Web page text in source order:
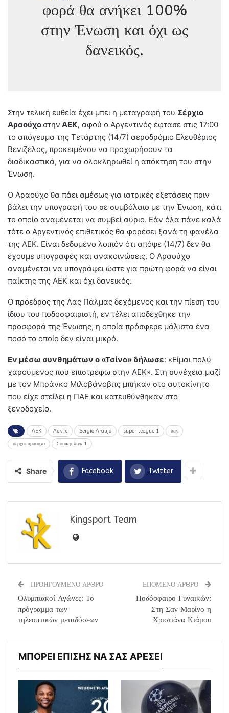
φορά θα ανήκει 100%
στην Ένωση και όχι ως
δανεικός.
Στην τελική ευθεία έχει μπει η μεταγραφή του Σέρχιο
Αραούχο στην ΑΕΚ, αφού ο Αργεντινός έφτασε στις 17:00
το απόγευμα της Τετάρτης (14/7) αεροδρόμιο Ελευθέριος
Βενιζέλος, προκειμένου να προχωρήσουν τα
διαδικαστικά, για να ολοκληρωθεί η απόκτηση του στην
Ένωση.
Ο Αραούχο θα πάει αμέσως για ιατρικές εξετάσεις πριν
βάλει την υπογραφή του σε συμβόλαιο με την Ένωση, κάτι
το οποίο αναμένεται να συμβεί αύριο. Εάν όλα πάνε καλά
τότε ο Αργεντινός επιθετικός θα φορέσει ξανά τη φανέλα
της ΑΕΚ. Είναι δεδομένο λοιπόν ότι απόψε (14/7) δεν θα
έχουμε υπογραφές και ανακοινώσεις. Ο Αραούχο
αναμένεται να υπογράψει ώστε για πρώτη φορά να είναι
παίκτης της ΑΕΚ και όχι δανεικός.
Ο πρόεδρος της Λας Πάλμας δεχόμενος και την πίεση του
ίδιου του ποδοσφαιριστή, εν τέλει αποδέχθηκε την
προσφορά της Ένωσης, η οποία πρόσφερε μάλιστα ένα
ποσό το οποίο δεν είναι μικρό.
Εν μέσω συνθημάτων ο «Τσίνο» δήλωσε: «Είμαι πολύ
χαρούμενος που επιστρέφω στην ΑΕΚ». Στη συνέχεια μαζί
με τον Μπράνκο Μιλοβάνοβιτς μπήκαν στο αυτοκίνητο
που είχε στείλει η ΠΑΕ και κατευθύνθηκαν στο
ξενοδοχείο.
AEK Aek fc Sergio Araujo super league 1 αεκ
σερχιο αραουχο Σουπερ λιγκ 1
Share Facebook Twitter
Kingsport Team
ΠΡΟΗΓΟΥΜΕΝΟ ΑΡΘΡΟ
Ολυμπιακοί Αγώνες: Το
πρόγραμμα των
τηλεοπτικών μεταδόσεων
ΕΠΟΜΕΝΟ ΑΡΘΡΟ
Ποδόσφαιρο Γυναικών:
Στη Σαν Μαρίνο η
Χριστιάνα Κιάμου
ΜΠΟΡΕΙ ΕΠΙΣΗΣ ΝΑ ΣΑΣ ΑΡΕΣΕΙ